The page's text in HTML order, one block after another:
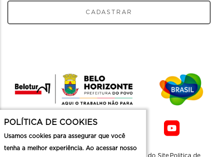
CADASTRAR
Mapa do Site Politica de
POLÍTICA DE COOKIES
Usamos cookies para assegurar que você
tenha a melhor experiência. Ao acessar nosso